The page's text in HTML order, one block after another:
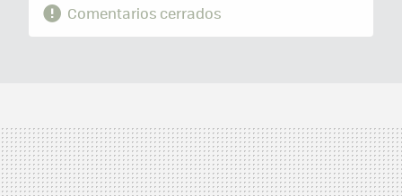
Comentarios cerrados